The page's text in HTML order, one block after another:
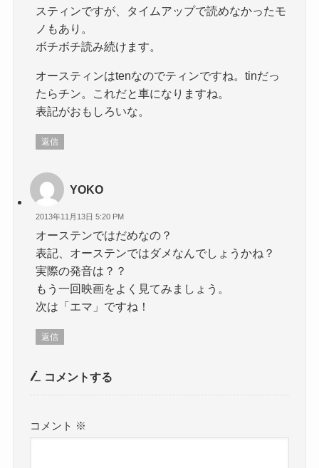
スティンですが、タイムアップで読めなかったモ
ノもあり。
ボチボチ読み続けます。
オースティンはtenなのでティンですね。tinだっ
たらチン。これだと車になりますね。
表記がおもしろいな。
返信
YOKO
2013年11月13日 5:20 PM
オーステンではだめなの？
表記、オーステンではダメなんでしょうかね？
実際の発音は？？
もう一回映画をよく見てみましょう。
次は「エマ」ですね！
返信
コメントする
コメント ※